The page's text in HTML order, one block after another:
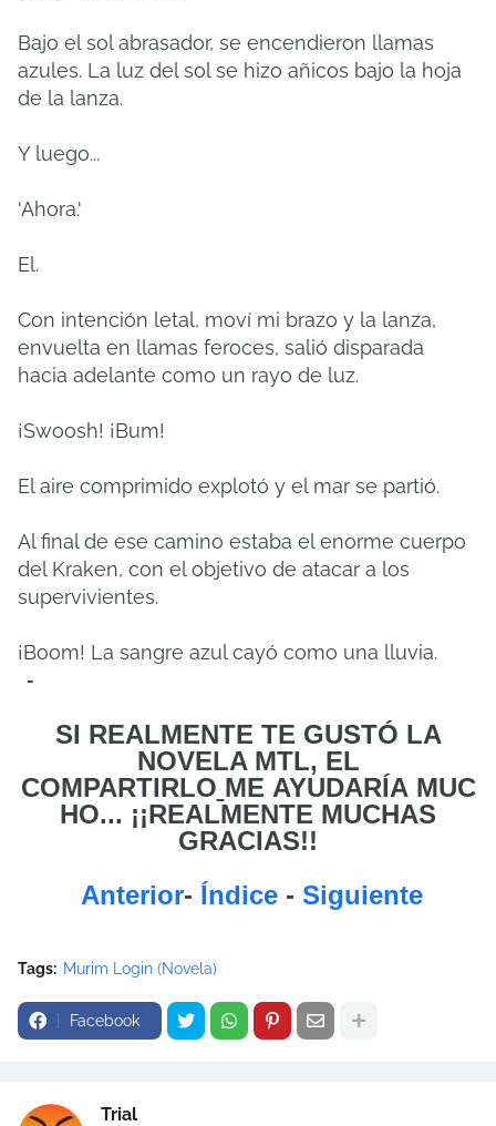
Bajo el sol abrasador, se encendieron llamas
azules. La luz del sol se hizo añicos bajo la hoja
de la lanza.
Y luego...
'Ahora.'
El.
Con intención letal, moví mi brazo y la lanza,
envuelta en llamas feroces, salió disparada
hacia adelante como un rayo de luz.
¡Swoosh! ¡Bum!
El aire comprimido explotó y el mar se partió.
Al final de ese camino estaba el enorme cuerpo
del Kraken, con el objetivo de atacar a los
supervivientes.
¡Boom! La sangre azul cayó como una lluvia.
-
SI REALMENTE TE GUSTÓ LA
NOVELA MTL, EL
COMPARTIRLO ME AYUDARÍA MUC
HO... ¡¡REALMENTE MUCHAS
GRACIAS!!
Anterior- Índice - Siguiente
Tags: Murim Login (Novela)
Facebook
Trial